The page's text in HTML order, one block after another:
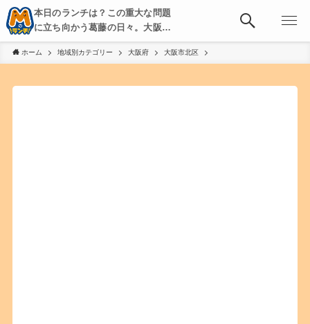
本日のランチは？この重大な問題
に立ち向かう葛藤の日々。大阪・
京都・神戸を中心とした食べ歩
き、飲み歩きを綴る。
ホーム 地域別カテゴリー 大阪府 大阪市北区